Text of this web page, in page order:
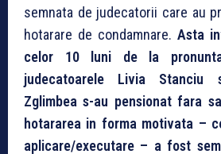
semnata de judecatorii care au
hotarare de condamnare. Asta
celor 10 luni de la
judecatoarele Livia Stanciu
Zglimbea s-au pensionat fara
hotararea in forma motivata –
aplicare/executare – a fost